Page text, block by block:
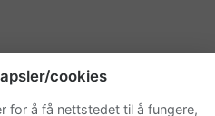
cookies
for å få nettstedet til å fungere,